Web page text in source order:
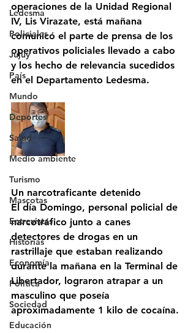
Ledesma
Policiales
Jujuy
País
Mundo
Deportes
Salud
Medio ambiente
Turismo
Mascotas
Entrevistas
Historias
Economía
Politica
Sociedad
Educación
operaciones de la Unidad Regional
IV, Lis Virazate, está mañana
comunicó el parte de prensa de los
operativos policiales llevado a cabo
y los hecho de relevancia sucedidos
en el Departamento Ledesma.
Un narcotraficante detenido
El día Domingo, personal policial de
narcotráfico junto a canes
detectores de drogas en un
rastrillaje que estaban realizando
durante la mañana en la Terminal de
Libertador, lograron atrapar a un
masculino que poseía
aproximadamente 1 kilo de cocaína.